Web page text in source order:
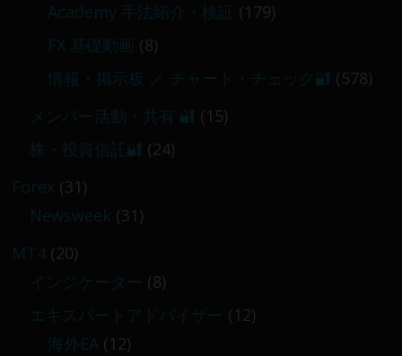
Academy 手法紹介・検証 (179)
FX 基礎動画 (8)
情報・掲示板 ／ チャート・チェック🔐 (578)
メンバー活動・共有 🔐 (15)
株・投資信託🔐 (24)
Forex (31)
Newsweek (31)
MT4(20)
インジケーター (8)
エキスパートアドバイザー (12)
海外EA (12)